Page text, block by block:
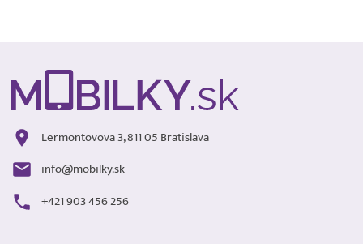
Lermontovova 3, 811 05 Bratislava
info@mobilky.sk
+421 903 456 256